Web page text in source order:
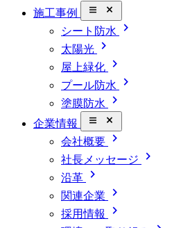
施工事例 close_small
シート防水 chevron_right
太陽光 chevron_right
屋上緑化 chevron_right
プール防水 chevron_right
塗膜防水 chevron_right
企業情報 close_small
会社概要 chevron_right
社長メッセージ chevron_right
沿革 chevron_right
関連企業 chevron_right
採用情報 chevron_right